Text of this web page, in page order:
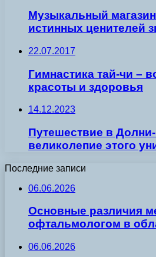
Музыкальный
истинных ценителей
22.07.2017
Гимнастика тай-чи –
красоты и здоровья
14.12.2023
Путешествие в
великолепие этого
Последние записи
06.06.2026
Основные различия
офтальмологом в
06.06.2026